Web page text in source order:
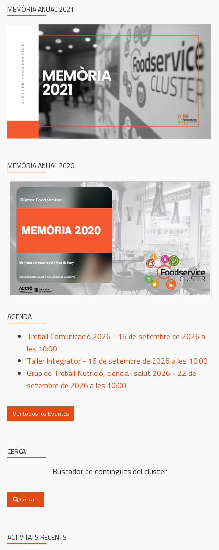
MEMÒRIA ANUAL 2021
MEMÒRIA ANUAL 2020
AGENDA
Treball Comunicació 2026 - 15 de setembre de 2026 a
les 10:00
Taller Integrator - 16 de setembre de 2026 a les 10:00
Grup de Treball Nutrició, ciència i salut 2026 - 22 de
setembre de 2026 a les 10:00
Ver todos los Eventos
CERCA
Buscador de continguts del clúster
Cerca...
ACTIVITATS RECENTS